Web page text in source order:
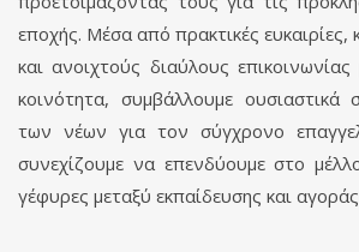
εποχής. Μέσα από πρακτικές
και ανοιχτούς διαύλους
κοινότητα, συμβάλλουμε ουσιαστικά
των νέων για τον σύγχρονο
συνεχίζουμε να επενδύουμε στο
γέφυρες μεταξύ εκπαίδευσης και